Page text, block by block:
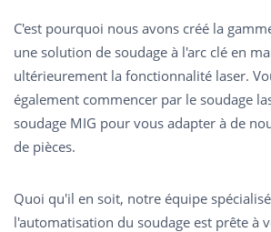
C'est pourquoi nous avons créé la
une solution de soudage à l'arc clé en
ultérieurement la fonctionnalité laser.
également commencer par le soudage
soudage MIG pour vous adapter à de
de pièces.
Quoi qu'il en soit, notre équipe
l'automatisation du soudage est prête à